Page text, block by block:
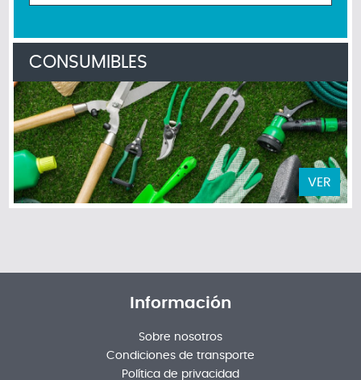
CONSUMIBLES
VER
Información
Sobre nosotros
Condiciones de transporte
Política de privacidad